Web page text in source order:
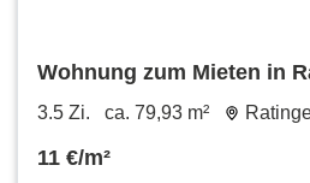
Wohnung zum Mieten in
79.93 m²
3.5 Zi. ca. 79,93 m²
11 €/m²